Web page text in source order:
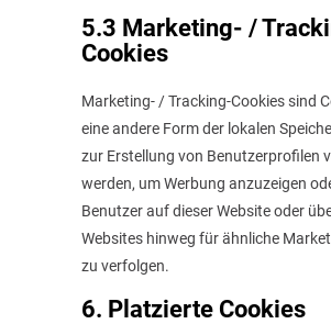
5.3 Marketing- /
Cookies
Marketing- / Tracking-Cookies sind
eine andere Form der lokalen
zur Erstellung von Benutzerprofilen
werden, um Werbung anzuzeigen
Benutzer auf dieser Website oder
Websites hinweg für ähnliche
zu verfolgen.
6. Platzierte Cookies